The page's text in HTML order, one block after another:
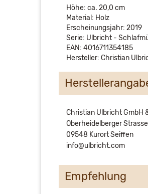
Höhe: ca. 20,0 cm
Material: Holz
Erscheinungsjahr: 2019
Serie: Ulbricht -
EAN: 4016711354185
Hersteller: Christian
Christian Ulbricht GmbH
Oberheidelberger
09548 Kurort Seiffen
info@ulbricht.com
Empfehlung